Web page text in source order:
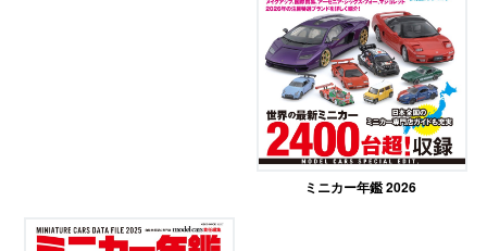
ミニカー年鑑 2026